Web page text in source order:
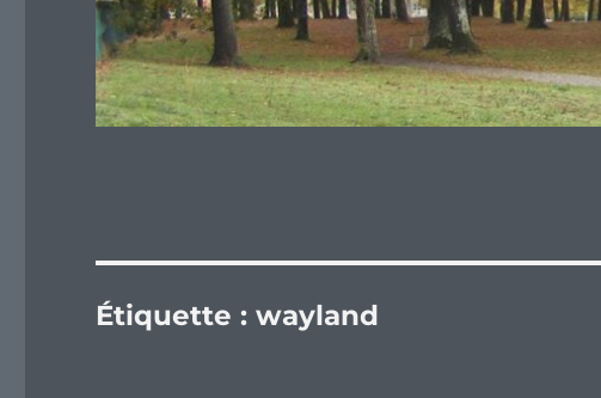
Étiquette :wayland